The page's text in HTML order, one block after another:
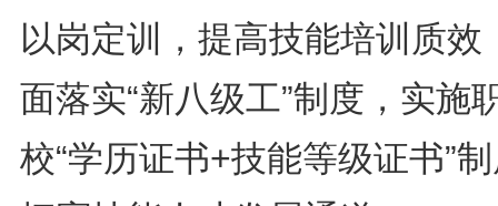
以岗定训，提高技能培训质效
面落实“新八级工”制度，实施
校“学历证书+技能等级证书”